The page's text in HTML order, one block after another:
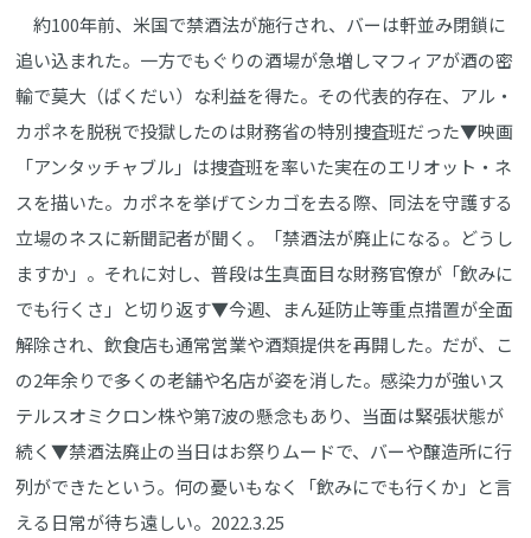
約100年前、米国で禁酒法が施行され、バーは軒並み閉鎖に
追い込まれた。一方でもぐりの酒場が急増しマフィアが酒の密
輸で莫大（ばくだい）な利益を得た。その代表的存在、アル・
カポネを脱税で投獄したのは財務省の特別捜査班だった▼映画
「アンタッチャブル」は捜査班を率いた実在のエリオット・ネ
スを描いた。カポネを挙げてシカゴを去る際、同法を守護する
立場のネスに新聞記者が聞く。「禁酒法が廃止になる。どうし
ますか」。それに対し、普段は生真面目な財務官僚が「飲みに
でも行くさ」と切り返す▼今週、まん延防止等重点措置が全面
解除され、飲食店も通常営業や酒類提供を再開した。だが、こ
の2年余りで多くの老舗や名店が姿を消した。感染力が強いス
テルスオミクロン株や第7波の懸念もあり、当面は緊張状態が
続く▼禁酒法廃止の当日はお祭りムードで、バーや醸造所に行
列ができたという。何の憂いもなく「飲みにでも行くか」と言
える日常が待ち遠しい。2022.3.25